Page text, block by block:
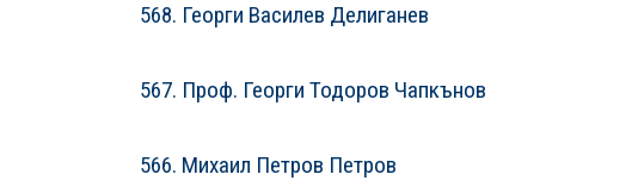
568. Георги Василев Делиганев
567. Проф. Георги Тодоров Чапкънов
566. Михаил Петров Петров